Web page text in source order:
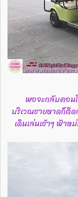
พอจะกลับคอนโ
บริเวณชายหาดก็ติด
เดินเล่นเช้าๆ ฟ้า